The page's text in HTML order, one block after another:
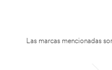
Las marcas mencionadas